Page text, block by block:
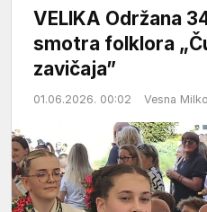
VELIKA Održana
smotra folklora
zavičaja”
01.06.2026. 00:02 Vesna